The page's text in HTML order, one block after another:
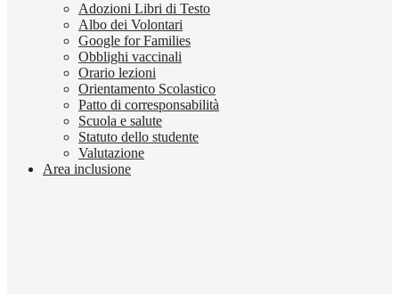
Adozioni Libri di Testo
Albo dei Volontari
Google for Families
Obblighi vaccinali
Orario lezioni
Orientamento Scolastico
Patto di corresponsabilità
Scuola e salute
Statuto dello studente
Valutazione
Area inclusione